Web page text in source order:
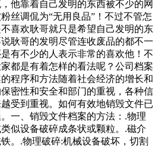
他靠着自己发明的东西被不少的网
丝调侃为“无用良品”！不过不管怎
喜欢耿哥就只是希望自己发明的东
耿哥的发明尽管连收废品的都不一
有不少的人表示非常的喜欢他！不
都是有着怎样的看法呢？公司档案
程序和方法随着社会经济的增长和
密性和安全和部门的重视，各种信
受到重视。如何有效地销毁文件已
一、销毁文件档案的方法：.物理
似设备破碎成条状或颗粒。.磁介
。.物理破碎:机械设备破坏，切割